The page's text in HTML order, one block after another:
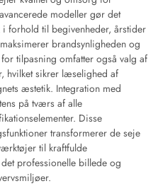
modeller gør det
forhold til begivenheder, årstider
brandsynligheden og
tilpasning omfatter også valg af
hvilket sikrer læselighed af
æstetik. Integration med
på tværs af alle
Disse
transformerer de seje
til kraftfulde
professionelle billede og